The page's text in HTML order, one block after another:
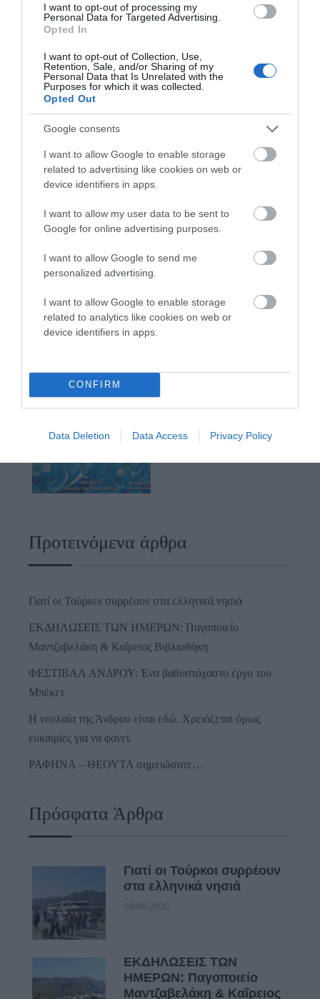
I want to opt-out of processing my
Personal Data for Targeted Advertising.
Opted In
I want to opt-out of Collection, Use,
Retention, Sale, and/or Sharing of my
Personal Data that Is Unrelated with the
Purposes for which it was collected.
Opted Out
Google consents
I want to allow Google to enable storage
related to advertising like cookies on web or
device identifiers in apps.
I want to allow my user data to be sent to
Google for online advertising purposes.
I want to allow Google to send me
personalized advertising.
I want to allow Google to enable storage
related to analytics like cookies on web or
device identifiers in apps.
CONFIRM
Data Deletion Data Access Privacy Policy
Προτεινόμενα άρθρα
Γιατί οι Τούρκοι συρρέουν στα ελληνικά νησιά
ΕΚΔΗΛΩΣΕΙΣ ΤΩΝ ΗΜΕΡΩΝ: Παγοποιείο
Μαντζαβελάκη & Καΐρειος Βιβλιοθήκη
ΦΕΣΤΙΒΑΛ ΑΝΔΡΟΥ: Ένα βαθυστόχαστο έργο του
Μπέκετ
Η νεολαία της Άνδρου είναι εδώ. Χρειάζεται όμως
ευκαιρίες για να φανεί.
ΡΑΦΗΝΑ – ΘΕΟΥΤΑ σημειώσατε…
Πρόσφατα Άρθρα
Γιατί οι Τούρκοι συρρέουν
στα ελληνικά νησιά
08/08/2026
ΕΚΔΗΛΩΣΕΙΣ ΤΩΝ
ΗΜΕΡΩΝ: Παγοποιείο
Μαντζαβελάκη & Καΐρειος